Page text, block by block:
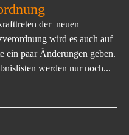
der neuen
wird es auch auf
ein paar Änderungen geben.
werden nur noch...